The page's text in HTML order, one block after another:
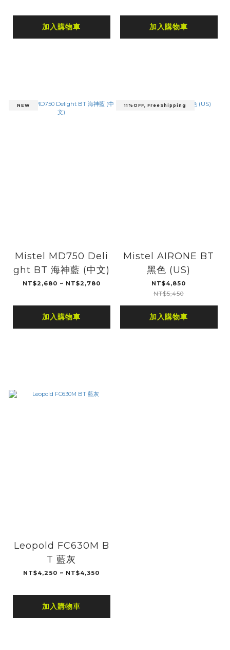
加入購物車 加入購物車
NEW
Mistel MD750 Deli
ght BT 海神藍 (中文)
NT$2,680 ~ NT$2,780
加入購物車
11%OFF, FreeShipping
Mistel AIRONE BT
黑色 (US)
NT$4,850
NT$5,450
加入購物車
Leopold FC630M B
T 藍灰
NT$4,250 ~ NT$4,350
加入購物車